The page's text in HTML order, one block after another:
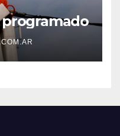
programado